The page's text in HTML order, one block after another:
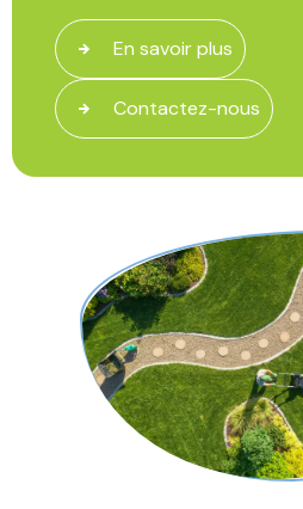
En savoir plus
Contactez-nous